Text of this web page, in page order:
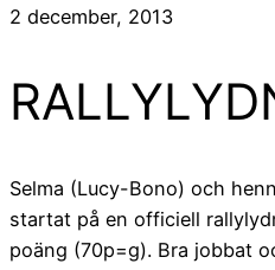
2 december, 2013
Selma (Lucy-Bono) och
startat på en officiell
poäng (70p=g). Bra jobbat